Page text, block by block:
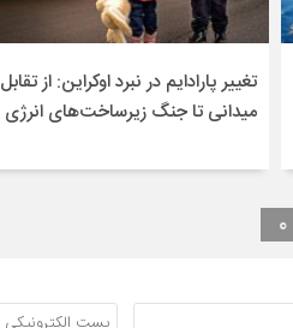
تغییر پارادایم در نبرد اوکراین: از تقابل
میدانی تا جنگ زیرساخت‌های انرژی